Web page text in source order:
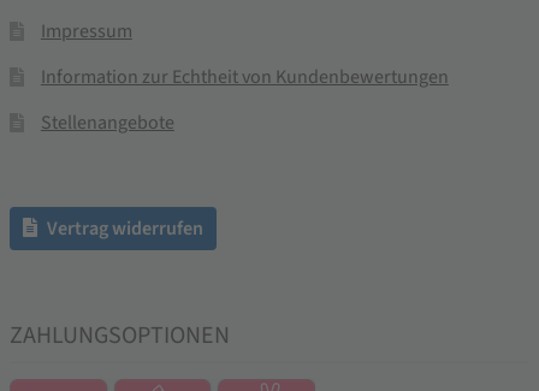
Impressum
Information zur Echtheit von Kundenbewertungen
Stellenangebote
Vertrag widerrufen
ZAHLUNGSOPTIONEN